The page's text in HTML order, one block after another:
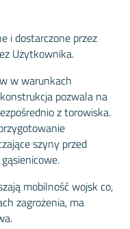
i dostarczone przez
Użytkownika.
w warunkach
pozwala na
z torowiska.
szyny przed
mobilność wojsk co,
zagrożenia, ma